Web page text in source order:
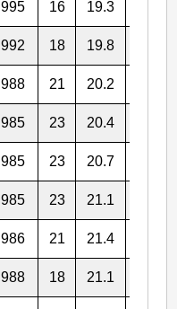
995 16 19.3
992 18 19.8
988 21 20.2
985 23 20.4
985 23 20.7
985 23 21.1
986 21 21.4
988 18 21.1